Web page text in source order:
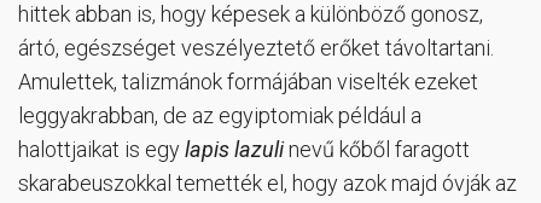
hittek abban is, hogy képesek a különböző gonosz,
ártó, egészséget veszélyeztető erőket távoltartani.
Amulettek, talizmánok formájában viselték ezeket
leggyakrabban, de az egyiptomiak például a
halottjaikat is egylapis lazulinevű kőből faragott
skarabeuszokkal temették el, hogy azok majd óvják az